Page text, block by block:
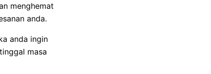
menghemat
anda.
anda ingin
masa